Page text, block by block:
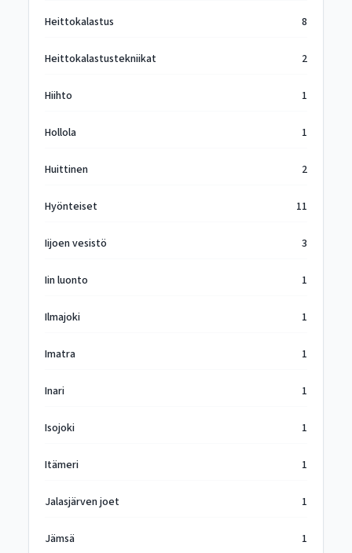
Heittokalastus 8
Heittokalastustekniikat 2
Hiihto 1
Hollola 1
Huittinen 2
Hyönteiset 11
Iijoen vesistö 3
Iin luonto 1
Ilmajoki 1
Imatra 1
Inari 1
Isojoki 1
Itämeri 1
Jalasjärven joet 1
Jämsä 1